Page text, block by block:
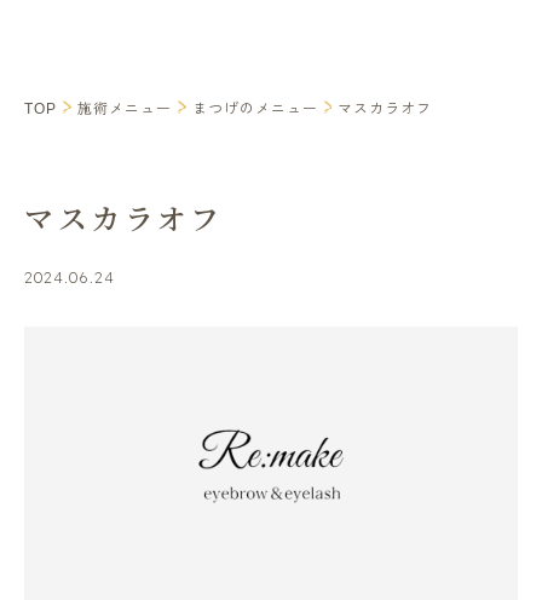
TOP 施術メニュー まつげのメニュー マスカラオフ
マスカラオフ
2024.06.24